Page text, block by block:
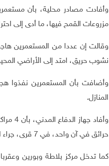
وأفادت مصادر محلية، بأن
مزروعات القمح فيها، ما أدى إلى
وقالت إن عددا من المستعمرين
نشوب حريق، امتد إلى الأراضي
وأضافت بأن المستعمرين نفذوا
المنازل.
حرائق في آن واحد، في 7 قرى، جراء اعتداءات المستعمرين.
كما تدخل مركز بلاطة وبورين